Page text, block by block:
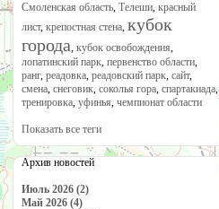
Смоленская область, Телеши, красный
лист, крепостная стена, кубок
города, кубок освобождения,
лопатинский парк, первенство области,
ранг, реадовка, реадовский парк, сайт,
смена, снеговик, соколья гора, спартакиада,
тренировка, уфинья, чемпионат области
Показать все теги
Архив новостей
Июль 2026 (2)
Май 2026 (4)